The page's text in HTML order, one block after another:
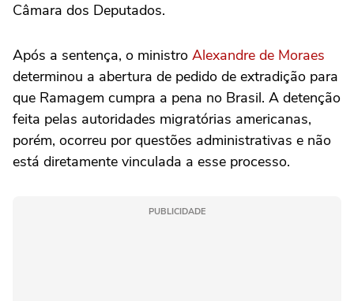
Câmara dos Deputados.
Após a sentença, o ministro Alexandre de Moraes
determinou a abertura de pedido de extradição para
que Ramagem cumpra a pena no Brasil. A detenção
feita pelas autoridades migratórias americanas,
porém, ocorreu por questões administrativas e não
está diretamente vinculada a esse processo.
PUBLICIDADE